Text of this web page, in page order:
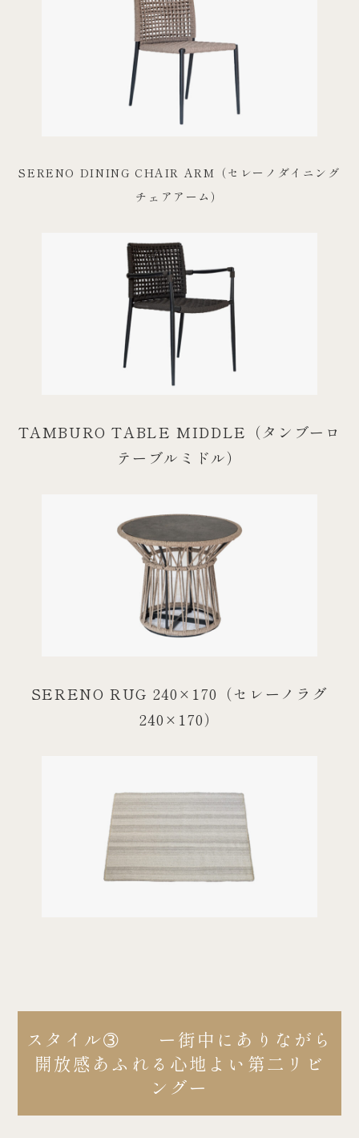
SERENO DINING CHAIR ARM（セレーノダイニング
チェアアーム）
TAMBURO TABLE MIDDLE（タンブーロ
テーブルミドル）
SERENO RUG 240×170（セレーノラグ
240×170）
スタイル➂ ー街中にありながら
開放感あふれる心地よい第二リビ
ングー